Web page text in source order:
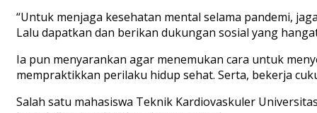
“Untuk menjaga kesehatan mental selama pandemi,
Lalu dapatkan dan berikan dukungan sosial yang
Ia pun menyarankan agar menemukan cara untuk
mempraktikkan perilaku hidup sehat. Serta, bekerja
Salah satu mahasiswa Teknik Kardiovaskuler